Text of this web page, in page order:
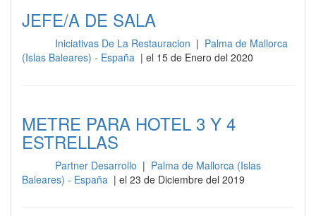
JEFE/A DE SALA
Iniciativas De La Restauracion | Palma de Mallorca
(Islas Baleares) - España | el 15 de Enero del 2020
METRE PARA HOTEL 3 Y 4
ESTRELLAS
Partner Desarrollo | Palma de Mallorca (Islas
Baleares) - España | el 23 de Diciembre del 2019